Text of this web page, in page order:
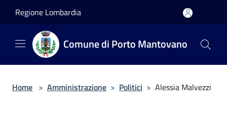
Regione Lombardia
Comune di Porto Mantovano
Home > Amministrazione > Politici > Alessia Malvezzi